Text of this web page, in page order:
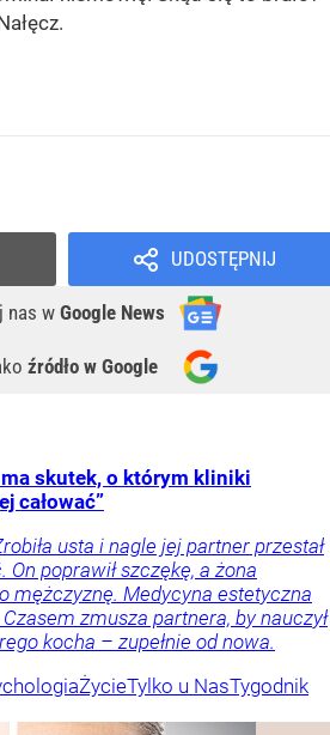
UDOSTĘPNIJ
nas w Google News
źródło w Google
skutek, o którym kliniki
całować”
usta i nagle jej partner przestał
poprawił szczękę, a żona
mężczyznę. Medycyna estetyczna
zmusza partnera, by nauczył
kocha – zupełnie od nowa.
ŻycieTylko u NasTygodnik